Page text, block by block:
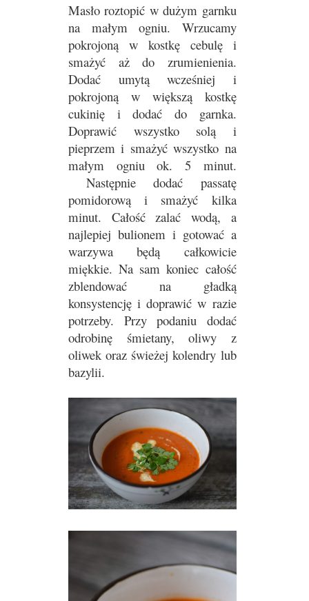
Masło roztopić w dużym garnku
na małym ogniu. Wrzucamy
pokrojoną w kostkę cebulę i
smażyć aż do zrumienienia.
Dodać umytą wcześniej i
pokrojoną w większą kostkę
cukinię i dodać do garnka.
Doprawić wszystko solą i
pieprzem i smażyć wszystko na
małym ogniu ok. 5 minut.
Następnie dodać passatę
pomidorową i smażyć kilka
minut. Całość zalać wodą, a
najlepiej bulionem i gotować a
warzywa będą całkowicie
miękkie. Na sam koniec całość
zblendować na gładką
konsystencję i doprawić w razie
potrzeby. Przy podaniu dodać
odrobinę śmietany, oliwy z
oliwek oraz świeżej kolendry lub
bazylii.